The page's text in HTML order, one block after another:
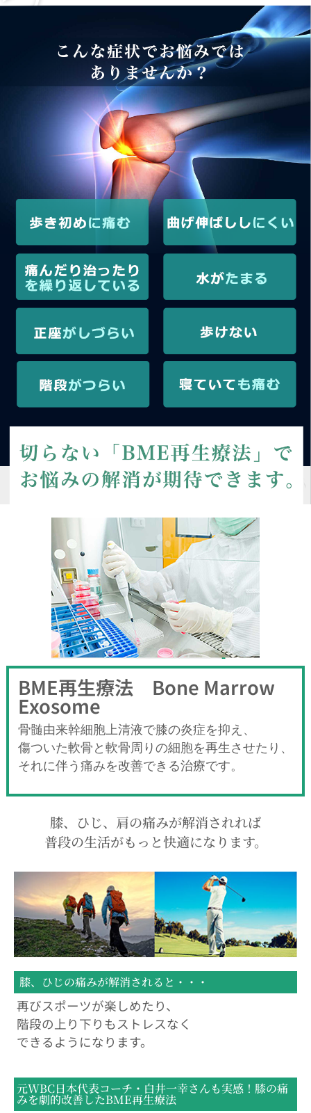
BME再生療法 Bone Marrow
Exosome
骨髄由来幹細胞上清液で膝の炎症を抑え、
傷ついた軟骨と軟骨周りの細胞を再生させたり、
それに伴う痛みを改善できる治療です。
膝、ひじ、肩の痛みが解消されれば
普段の生活がもっと快適になります。
膝、ひじの痛みが解消されると・・・
再びスポーツが楽しめたり、
階段の上り下りもストレスなく
できるようになります。
元WBC日本代表コーチ・白井一幸さんも実感！膝の痛
みを劇的改善したBME再生療法